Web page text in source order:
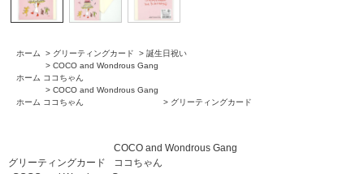
ホーム > グリーティングカード > 誕生日祝い
ホーム
> COCO and Wondrous Gang
ココちゃん
ホーム
> COCO and Wondrous Gang
ココちゃん
> グリーティングカード
グリーティングカード
COCO and Wondrous Gang
ココちゃん